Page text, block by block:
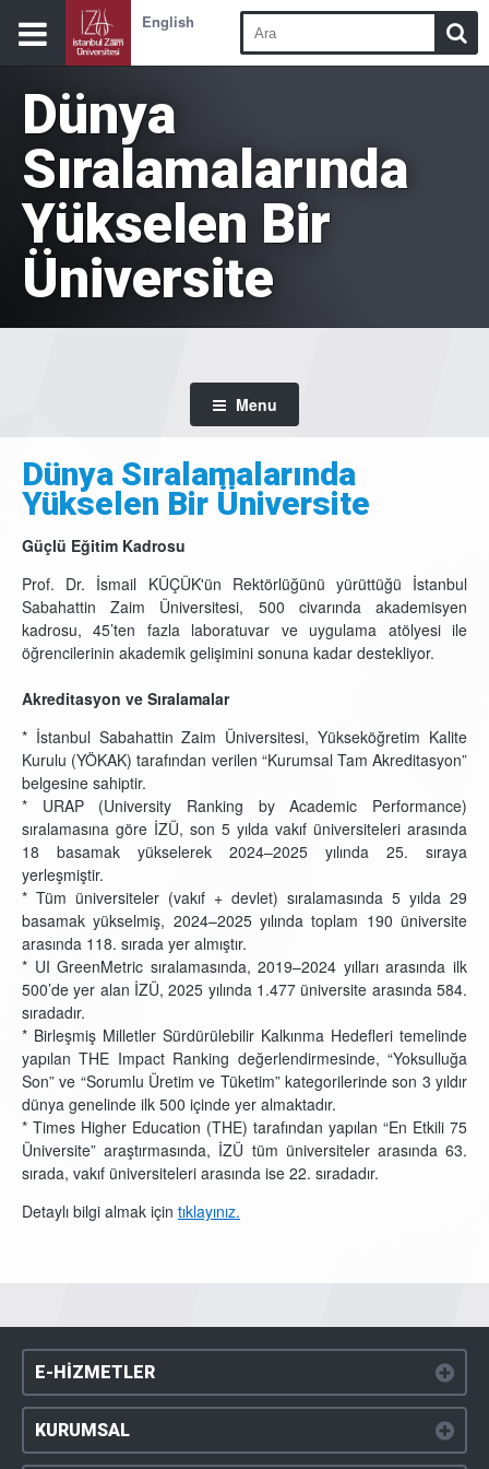
English
Dünya
Sıralamalarında
Yükselen Bir
Üniversite
Menu
Dünya Sıralamalarında
Yükselen Bir Üniversite
Güçlü Eğitim Kadrosu
Prof. Dr. İsmail KÜÇÜK'ün Rektörlüğünü yürüttüğü İstanbul
Sabahattin Zaim Üniversitesi, 500 civarında akademisyen
kadrosu, 45’ten fazla laboratuvar ve uygulama atölyesi ile
öğrencilerinin akademik gelişimini sonuna kadar destekliyor.
Akreditasyon ve Sıralamalar
* İstanbul Sabahattin Zaim Üniversitesi, Yükseköğretim Kalite
Kurulu (YÖKAK) tarafından verilen “Kurumsal Tam Akreditasyon”
belgesine sahiptir.
* URAP (University Ranking by Academic Performance)
sıralamasına göre İZÜ, son 5 yılda vakıf üniversiteleri arasında
18 basamak yükselerek 2024–2025 yılında 25. sıraya
yerleşmiştir.
* Tüm üniversiteler (vakıf + devlet) sıralamasında 5 yılda 29
basamak yükselmiş, 2024–2025 yılında toplam 190 üniversite
arasında 118. sırada yer almıştır.
* UI GreenMetric sıralamasında, 2019–2024 yılları arasında ilk
500’de yer alan İZÜ, 2025 yılında 1.477 üniversite arasında 584.
sıradadır.
* Birleşmiş Milletler Sürdürülebilir Kalkınma Hedefleri temelinde
yapılan THE Impact Ranking değerlendirmesinde, “Yoksulluğa
Son” ve “Sorumlu Üretim ve Tüketim” kategorilerinde son 3 yıldır
dünya genelinde ilk 500 içinde yer almaktadır.
* Times Higher Education (THE) tarafından yapılan “En Etkili 75
Üniversite” araştırmasında, İZÜ tüm üniversiteler arasında 63.
sırada, vakıf üniversiteleri arasında ise 22. sıradadır.
Detaylı bilgi almak için tıklayınız.
E-HİZMETLER
KURUMSAL